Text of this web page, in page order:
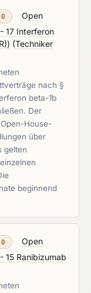
Open
17 Interferon
(Techniker
nach §
beta-1b
Der
House-
über
gelten
beginnend
Open
15 Ranibizumab